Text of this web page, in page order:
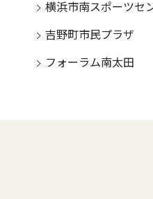
横浜市南スポーツセ
吉野町市民プラザ
フォーラム南太田